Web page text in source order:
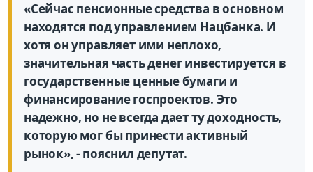
«Сейчас пенсионные средства в основном
находятся под управлением Нацбанка. И
хотя он управляет ими неплохо,
значительная часть денег инвестируется в
государственные ценные бумаги и
финансирование госпроектов. Это
надежно, но не всегда дает ту доходность,
которую мог бы принести активный
рынок», - пояснил депутат.